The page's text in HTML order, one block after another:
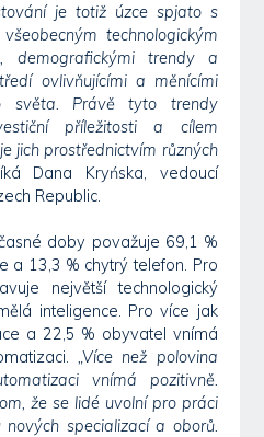
je totiž úzce spjato s
technologickým
demografickými trendy a
ovlivňujícími a měnícími
světa. Právě tyto trendy
příležitosti a cílem
jich prostřednictvím různých
Dana Kryńska, vedoucí
Republic.
doby považuje 69,1 %
a 13,3 % chytrý telefon. Pro
největší technologický
inteligence. Pro více jak
a 22,5 % obyvatel vnímá
„Více než polovina
vnímá pozitivně.
že se lidé uvolní pro práci
specializací a oborů.